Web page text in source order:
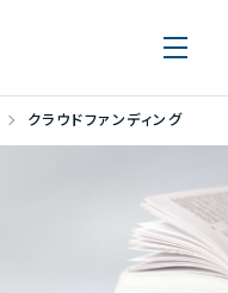
クラウドファンディング